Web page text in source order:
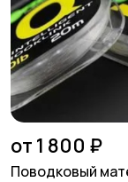
от 1 800 ₽
Поводковый